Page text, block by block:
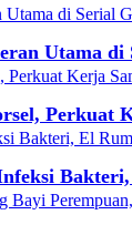
Utama
Perkuat